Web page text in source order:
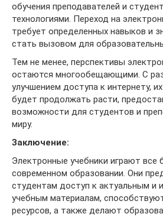
обучения преподавателей и
технологиями. Переход на
требует определенных навыков и
стать вызовом для
Тем не менее, перспективы
остаются многообещающими. С
улучшением доступа к интернету,
будет продолжать расти,
возможности для студентов и
миру.
Заключение:
Электронные учебники играют все
современном образовании. Они
студентам доступ к актуальным и
учебным материалам,
ресурсов, а также делают